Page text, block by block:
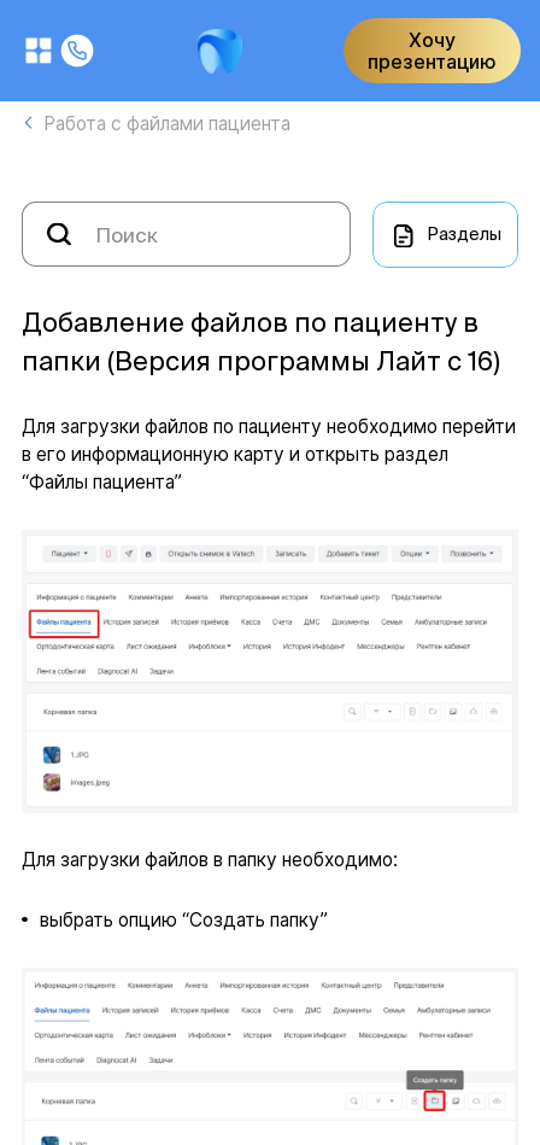
Хочу
презентацию
Работа с файлами пациента
Разделы
Добавление файлов по пациенту в
папки (Версия программы Лайт с 16)
Для загрузки файлов по пациенту необходимо перейти
в его информационную карту и открыть раздел
“Файлы пациента”
Для загрузки файлов в папку необходимо:
выбрать опцию “Создать папку”